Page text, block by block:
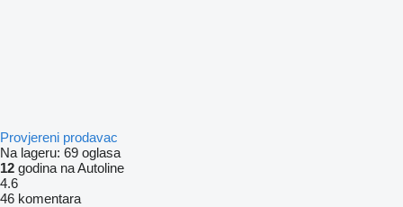
Provjereni prodavac
Na lageru: 69 oglasa
12 godina na Autoline
4.6
46 komentara